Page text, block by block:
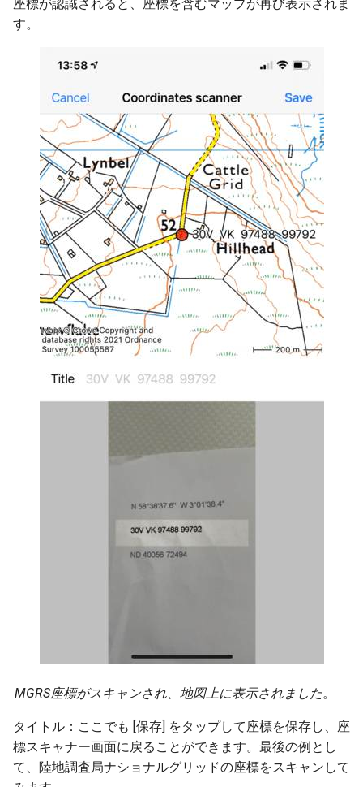
座標が認識されると、座標を含むマップが再び表示されま
す。
MGRS座標がスキャンされ、地図上に表示されました。
タイトル：ここでも [保存] をタップして座標を保存し、座
標スキャナー画面に戻ることができます。最後の例とし
て、陸地調査局ナショナルグリッドの座標をスキャンして